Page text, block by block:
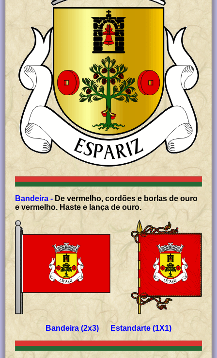
Bandeira -
e vermelho. Haste e lança de ouro.
Bandeira (2x3) Estandarte (1X1)